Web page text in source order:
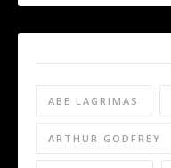
ABE LAGRIMAS
ARTHUR GODFREY